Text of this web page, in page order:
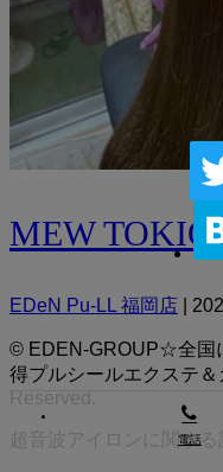
MEW
EDeN Pu-LL 福岡店
© EDEN-GROUP☆全国
得プルシールエクステ
Reserved.
超音波アイロンに関する
電話